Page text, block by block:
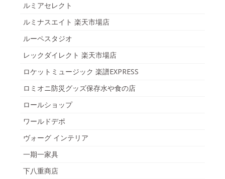
ルミアセレクト
ルミナスエイト 楽天市場店
ルーペスタジオ
レックダイレクト 楽天市場店
ロケットミュージック 楽譜EXPRESS
ロミオニ防災グッズ保存水や食の店
ロールショップ
ワールドデポ
ヴォーグ インテリア
一期一家具
下八重商店